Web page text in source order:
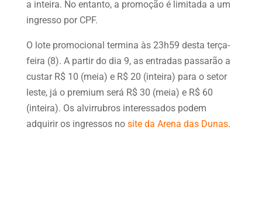
a inteira. No entanto, a promoção é limitada a um
ingresso por CPF.
O lote promocional termina às 23h59 desta terça-
feira (8). A partir do dia 9, as entradas passarão a
custar R$ 10 (meia) e R$ 20 (inteira) para o setor
leste, já o premium será R$ 30 (meia) e R$ 60
(inteira). Os alvirrubros interessados podem
adquirir os ingressos no site da Arena das Dunas.